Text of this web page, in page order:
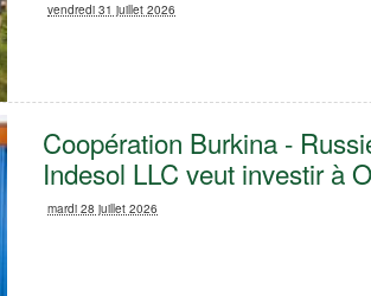
vendredi 31 juillet 2026
Coopération Burkina -
Indesol LLC veut investir à
mardi 28 juillet 2026